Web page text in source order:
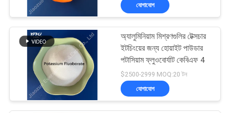
গুণমান
নিয়ন্ত্রণ
আমাদের
সাথে
অ্যালুমিনিয়াম ফ্লোরাইড
268
যোগাযোগ
অ্যালুমিনিয়াম মিশ্রণগুলির টেক্সচার
ইটচিংয়ের জন্য হোয়াইট পাউডার
পটাসিয়াম ফ্লুওবোর্যাট কেবিএফ 4
$2500-2999 MOQ:20 টন
যোগাযোগ